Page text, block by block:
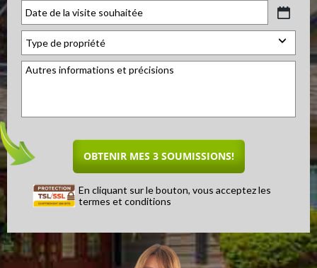
En cliquant sur le bouton, vous acceptez les
termes et conditions